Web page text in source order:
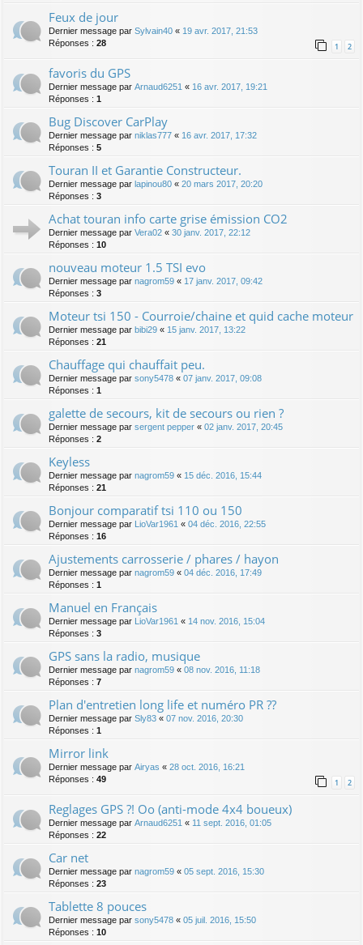
Feux de jour
Dernier message par Sylvain40 « 19 avr. 2017, 21:53
Réponses : 28 1 2
favoris du GPS
Dernier message par Arnaud6251 « 16 avr. 2017, 19:21
Réponses : 1
Bug Discover CarPlay
Dernier message par niklas777 « 16 avr. 2017, 17:32
Réponses : 5
Touran II et Garantie Constructeur.
Dernier message par lapinou80 « 20 mars 2017, 20:20
Réponses : 3
Achat touran info carte grise émission CO2
Dernier message par Vera02 « 30 janv. 2017, 22:12
Réponses : 10
nouveau moteur 1.5 TSI evo
Dernier message par nagrom59 « 17 janv. 2017, 09:42
Réponses : 3
Moteur tsi 150 - Courroie/chaine et quid cache moteur
Dernier message par bibi29 « 15 janv. 2017, 13:22
Réponses : 21
Chauffage qui chauffait peu.
Dernier message par sony5478 « 07 janv. 2017, 09:08
Réponses : 1
galette de secours, kit de secours ou rien ?
Dernier message par sergent pepper « 02 janv. 2017, 20:45
Réponses : 2
Keyless
Dernier message par nagrom59 « 15 déc. 2016, 15:44
Réponses : 21
Bonjour comparatif tsi 110 ou 150
Dernier message par LioVar1961 « 04 déc. 2016, 22:55
Réponses : 16
Ajustements carrosserie / phares / hayon
Dernier message par nagrom59 « 04 déc. 2016, 17:49
Réponses : 1
Manuel en Français
Dernier message par LioVar1961 « 14 nov. 2016, 15:04
Réponses : 3
GPS sans la radio, musique
Dernier message par nagrom59 « 08 nov. 2016, 11:18
Réponses : 7
Plan d'entretien long life et numéro PR ??
Dernier message par Sly83 « 07 nov. 2016, 20:30
Réponses : 1
Mirror link
Dernier message par Airyas « 28 oct. 2016, 16:21
Réponses : 49 1 2
Reglages GPS ?! Oo (anti-mode 4x4 boueux)
Dernier message par Arnaud6251 « 11 sept. 2016, 01:05
Réponses : 22
Car net
Dernier message par nagrom59 « 05 sept. 2016, 15:30
Réponses : 23
Tablette 8 pouces
Dernier message par sony5478 « 05 juil. 2016, 15:50
Réponses : 10